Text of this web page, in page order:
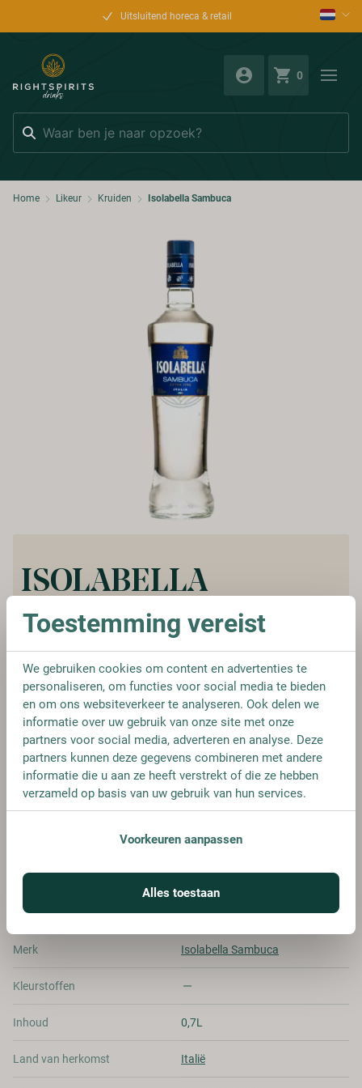
Uitsluitend horeca & retail
0
Home Likeur Kruiden Isolabella Sambuca
SPECIFICATIES
Alcohol 40.00%
Merk Isolabella Sambuca
Kleurstoffen
Inhoud 0,7L
Land van herkomst Italië
ISOLABELLA
SAMBUCA
Vanaf:
€ 21,75
FLES
€ 21,75
Toestemming vereist
We gebruiken cookies om content en advertenties te
personaliseren, om functies voor social media te bieden
en om ons websiteverkeer te analyseren. Ook delen we
informatie over uw gebruik van onze site met onze
partners voor social media, adverteren en analyse. Deze
partners kunnen deze gegevens combineren met andere
informatie die u aan ze heeft verstrekt of die ze hebben
verzameld op basis van uw gebruik van hun services.
Voorkeuren aanpassen
Alles toestaan